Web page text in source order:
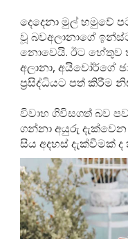
දෙදෙනා මුල් හමුවේ
වූ බවඅලානාගේ
නොවෙයි. ඊට හේතුව
අලානා, අයිවෝර්ගේ
ප්‍රසිද්ධියට පත් කිරීම
විවාහ ගිවිසගත් බව
ගන්නා අයුරු දැක්වෙන
සිය අදහස් දැක්වීමක් ද